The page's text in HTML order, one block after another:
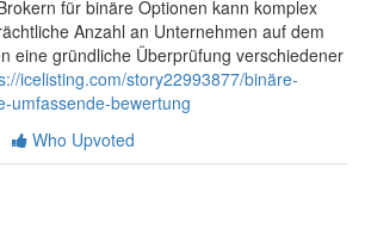
für binäre Optionen kann komplex
Anzahl an Unternehmen auf dem
eine gründliche Überprüfung verschiedener
icelisting.com/story22993877/binäre-
umfassende-bewertung
Who Upvoted